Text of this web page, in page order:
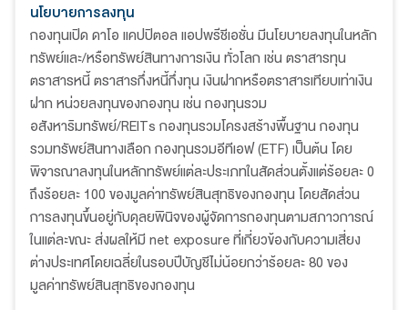
นโยบายการลงทุน
กองทุนเปิด ดาโอ แคปปิตอล แอปพรีชีเอชั่น มีนโยบายลงทุนในหลัก
ทรัพย์และ/หรือทรัพย์สินทางการเงิน ทั่วโลก เช่น ตราสารทุน
ตราสารหนี้ ตราสารกึ่งหนี้กึ่งทุน เงินฝากหรือตราสารเทียบเท่าเงิน
ฝาก หน่วยลงทุนของกองทุน เช่น กองทุนรวม
อสังหาริมทรัพย์/REITs กองทุนรวมโครงสร้างพื้นฐาน กองทุน
รวมทรัพย์สินทางเลือก กองทุนรวมอีทีเอฟ (ETF) เป็นต้น โดย
พิจารณาลงทุนในหลักทรัพย์แต่ละประเภทในสัดส่วนตั้งแต่ร้อยละ 0
ถึงร้อยละ 100 ของมูลค่าทรัพย์สินสุทธิของกองทุน โดยสัดส่วน
การลงทุนขึ้นอยู่กับดุลยพินิจของผู้จัดการกองทุนตามสภาวการณ์
ในแต่ละขณะ ส่งผลให้มี net exposure ที่เกี่ยวข้องกับความเสี่ยง
ต่างประเทศโดยเฉลี่ยในรอบปีบัญชีไม่น้อยกว่าร้อยละ 80 ของ
มูลค่าทรัพย์สินสุทธิของกองทุน